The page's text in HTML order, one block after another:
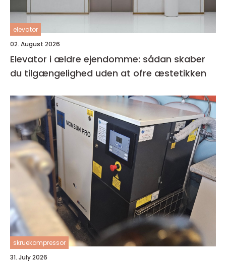
elevator
02. August 2026
Elevator i ældre ejendomme: sådan skaber
du tilgængelighed uden at ofre æstetikken
skruekompressor
31. July 2026